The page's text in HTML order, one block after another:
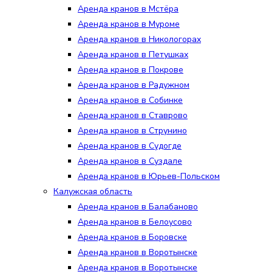
Аренда кранов в Мстёра
Аренда кранов в Муроме
Аренда кранов в Никологорах
Аренда кранов в Петушках
Аренда кранов в Покрове
Аренда кранов в Радужном
Аренда кранов в Собинке
Аренда кранов в Ставрово
Аренда кранов в Струнино
Аренда кранов в Судогде
Аренда кранов в Суздале
Аренда кранов в Юрьев-Польском
Калужская область
Аренда кранов в Балабаново
Аренда кранов в Белоусово
Аренда кранов в Боровске
Аренда кранов в Воротынске
Аренда кранов в Воротынске